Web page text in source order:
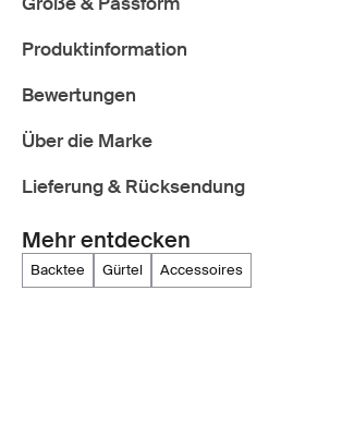
Produktinformation
Bewertungen
Über die Marke
Lieferung & Rücksendung
Mehr entdecken
backtee gürtel accessoires